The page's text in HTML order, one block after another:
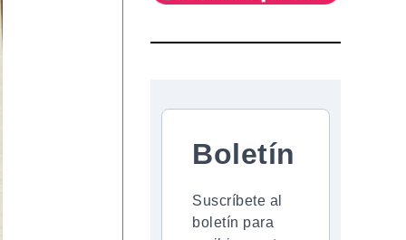
Boletín
Suscríbete al
boletín para